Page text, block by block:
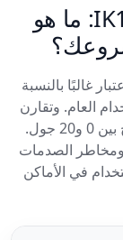
IK08 مقابل IK09 مقابل IK10: ما هو
غالبًا بالنسبة
العام. وتقارن
الأشرطة طاقة الصدمات على مقياس يتراوح بين 0 و20 جول.
ومخاطر الصدمات
في الأماكن